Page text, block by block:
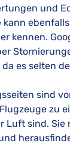
und
kann
kennen.
es selten
sind
zu
Luft sind. Sie